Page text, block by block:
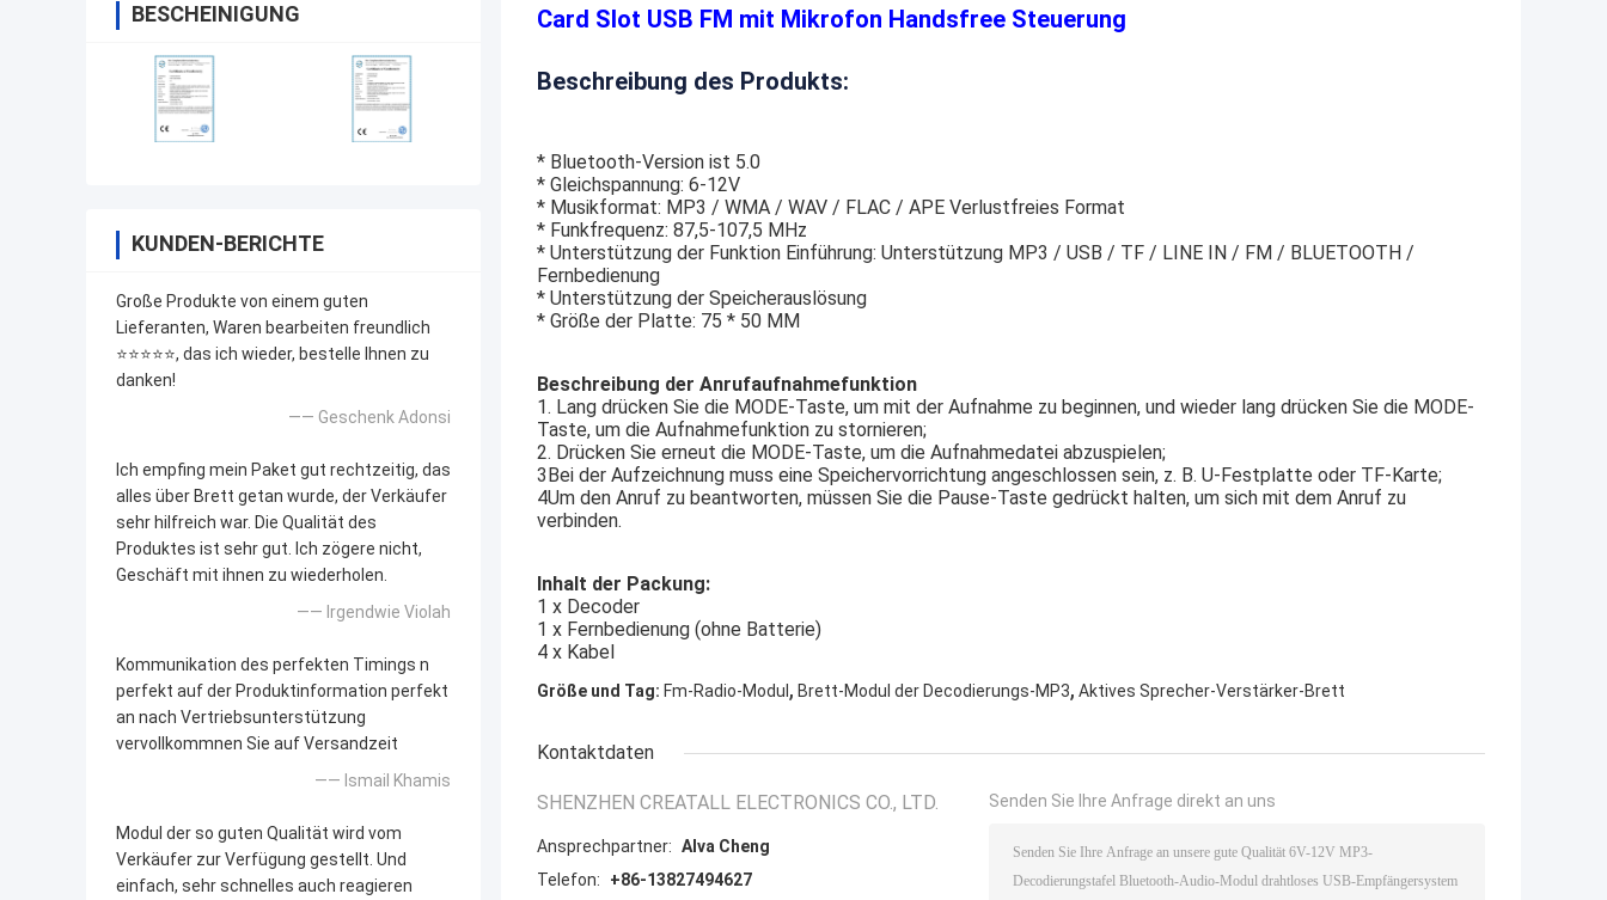
BESCHEINIGUNG
KUNDEN-BERICHTE
Große Produkte von einem guten
Lieferanten, Waren bearbeiten freundlich
⭐⭐⭐⭐⭐, das ich wieder, bestelle Ihnen zu
danken!
—— Geschenk Adonsi
Ich empfing mein Paket gut rechtzeitig, das
alles über Brett getan wurde, der Verkäufer
sehr hilfreich war. Die Qualität des
Produktes ist sehr gut. Ich zögere nicht,
Geschäft mit ihnen zu wiederholen.
—— Irgendwie Violah
Kommunikation des perfekten Timings n
perfekt auf der Produktinformation perfekt
an nach Vertriebsunterstützung
vervollkommnen Sie auf Versandzeit
—— Ismail Khamis
Modul der so guten Qualität wird vom
Verkäufer zur Verfügung gestellt. Und
einfach, sehr schnelles auch reagieren
Card Slot USB FM mit Mikrofon Handsfree Steuerung
Beschreibung des Produkts:
* Bluetooth-Version ist 5.0
* Gleichspannung: 6-12V
* Musikformat: MP3 / WMA / WAV / FLAC / APE Verlustfreies Format
* Funkfrequenz: 87,5-107,5 MHz
* Unterstützung der Funktion Einführung: Unterstützung MP3 / USB / TF / LINE IN / FM / BLUETOOTH /
Fernbedienung
* Unterstützung der Speicherauslösung
* Größe der Platte: 75 * 50 MM
Beschreibung der Anrufaufnahmefunktion
1. Lang drücken Sie die MODE-Taste, um mit der Aufnahme zu beginnen, und wieder lang drücken Sie die MODE-
Taste, um die Aufnahmefunktion zu stornieren;
2. Drücken Sie erneut die MODE-Taste, um die Aufnahmedatei abzuspielen;
3Bei der Aufzeichnung muss eine Speichervorrichtung angeschlossen sein, z. B. U-Festplatte oder TF-Karte;
4Um den Anruf zu beantworten, müssen Sie die Pause-Taste gedrückt halten, um sich mit dem Anruf zu
verbinden.
Inhalt der Packung:
1 x Decoder
1 x Fernbedienung (ohne Batterie)
4 x Kabel
Größe und Tag: Fm-Radio-Modul , Brett-Modul der Decodierungs-MP3, Aktives Sprecher-Verstärker-Brett
Kontaktdaten
SHENZHEN CREATALL ELECTRONICS CO., LTD.
Ansprechpartner: Alva Cheng
Telefon:
+86-13827494627
Senden Sie Ihre Anfrage direkt an uns